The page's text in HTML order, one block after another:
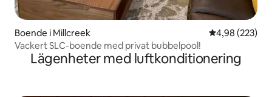
Boende i Millcreek 4,98 av 5 i
4,98 (223)
Vackert SLC-boende med privat bubbelpool!
Lägenheter med luftkonditionering